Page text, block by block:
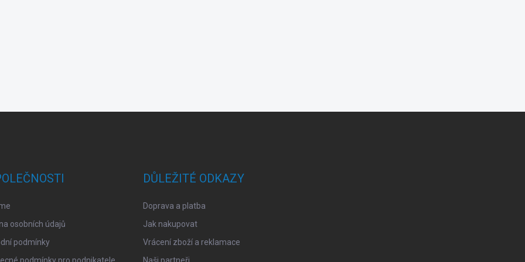
osobních údajů
podmínky
DŮLEŽITÉ ODKAZY
Doprava a platba
Jak nakupovat
Vrácení zboží a reklamace